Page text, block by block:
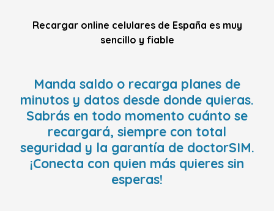
Recargar online celulares de España es muy
sencillo y fiable
Manda saldo o recarga planes de
minutos y datos desde donde quieras.
Sabrás en todo momento cuánto se
recargará, siempre con total
seguridad y la garantía de doctorSIM.
¡Conecta con quien más quieres sin
esperas!